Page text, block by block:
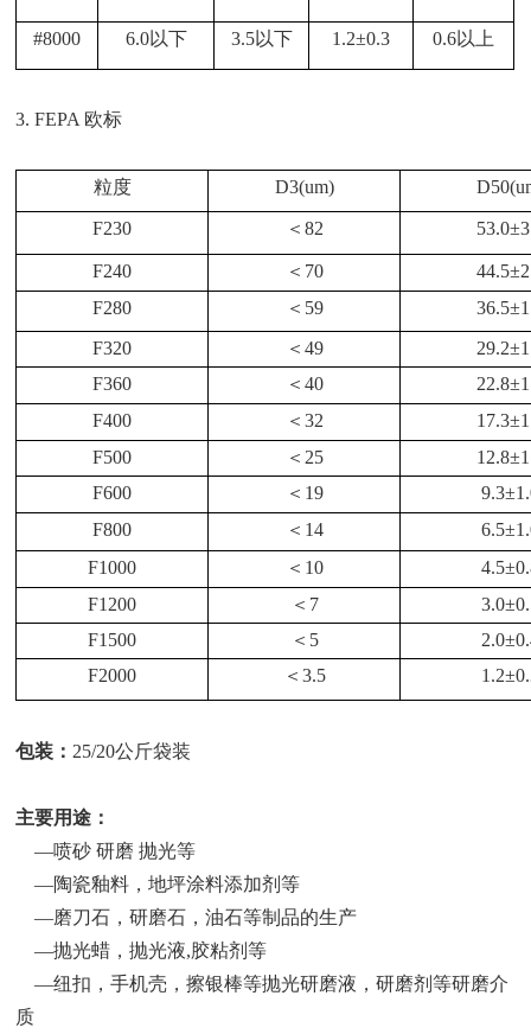
#8000 6.0以下 3.5以下 1.2±0.3 0.6以上
3.FEPA 欧标
粒度 D3(um)
F230 ＜ 82 53.0±
F240 ＜ 70 44.5±
F280
＜ 59 36.5±
F320
＜ 49 29.2±
F360
＜ 40 22.8±
F400
＜ 32 17.3±
F500
＜ 25 12.8±
F600
＜ 19 9.3±
F800
＜ 14 6.5±
F1000
＜ 10 4.5±
F1200
＜ 7 3.0±
F1500
＜ 5 2.0±
F2000
＜ 3.5 1.2±
包装：25/20公斤袋装
主要用途：
—喷砂 研磨 抛光等
—陶瓷釉料，地坪涂料添加剂等
—磨刀石，研磨石，油石等制品的生产
—抛光蜡，抛光液,胶粘剂等
—纽扣，手机壳，擦银棒等抛光研磨液，研磨剂等研磨介
质